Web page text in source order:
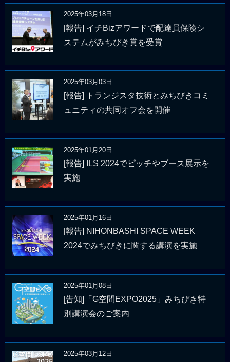
2025年03月18日
[報告] イチBizアワードで配達員保険シ
ステムがみちびき賞を受賞
2025年03月03日
[報告] トランジスタ技術とみちびきコミ
ュニティの共同オフ会を開催
2025年01月20日
[報告] ILS 2024でピッチやブース展示を
実施
2025年01月16日
[報告] NIHONBASHI SPACE WEEK
2024でみちびきに関する講演を実施
2025年01月08日
[告知]「G空間EXPO2025」みちびき特
別講演会のご案内
2025年03月12日